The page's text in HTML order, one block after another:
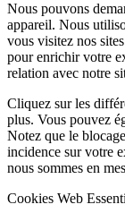
Nous pouvons
appareil. Nous
vous visitez nos
pour enrichir votre
relation avec notre
Cliquez sur les
plus. Vous pouvez
Notez que le
incidence sur votre
nous sommes en
Cookies Web